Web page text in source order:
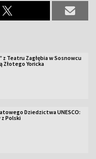
z Teatru Zagłębia w Sosnowcu
Złotego Yoricka
Dziedzictwa UNESCO:
z Polski